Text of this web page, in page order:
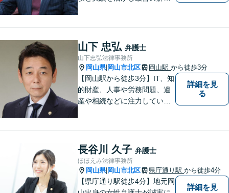
山下 忠弘 弁護士
山下忠弘法律事務所
岡山県| 岡山市北区 岡山駅 から徒歩3分
【岡山駅から徒歩3分】IT、知
的財産、人事や労務問題、遺
産や相続などに注力していま
相談ください。依頼者さまの
サポートができるよう努めて
まいります。
詳細を見
る
長谷川 久子 弁護士
ほほえみ法律事務所
岡山県| 岡山市北区 県庁通り駅 から徒歩4分
【県庁通り駅徒歩4分】地元岡
詳細を見